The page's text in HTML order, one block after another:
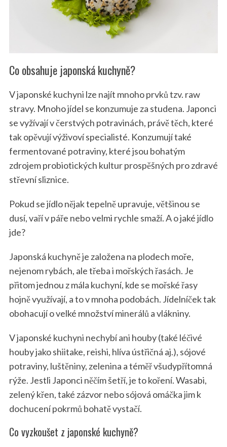
Co obsahuje japonská kuchyně?
V japonské kuchyni lze najít mnoho prvků tzv. raw
stravy. Mnoho jídel se konzumuje za studena. Japonci
se vyžívají v čerstvých potravinách, právě těch, které
tak opěvují výživoví specialisté. Konzumují také
fermentované potraviny, které jsou bohatým
zdrojem probiotických kultur prospěšných pro zdravé
střevní sliznice.
Pokud se jídlo nějak tepelně upravuje, většinou se
dusí, vaří v páře nebo velmi rychle smaží. A o jaké jídlo
jde?
Japonská kuchyně je založena na plodech moře,
nejenom rybách, ale třeba i mořských řasách. Je
přitom jednou z mála kuchyní, kde se mořské řasy
hojně využívají, a to v mnoha podobách. Jídelníček tak
obohacují o velké množství minerálů a vlákniny.
V japonské kuchyni nechybí ani houby (také léčivé
houby jako shiitake, reishi, hlíva ústřičná aj.), sójové
potraviny, luštěniny, zelenina a téměř všudypřítomná
rýže. Jestli Japonci něčím šetří, je to koření. Wasabi,
zelený křen, také zázvor nebo sójová omáčka jim k
dochucení pokrmů bohatě vystačí.
Co vyzkoušet z japonské kuchyně?